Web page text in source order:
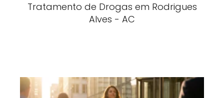
Tratamento de Drogas em Rodrigues
Alves - AC